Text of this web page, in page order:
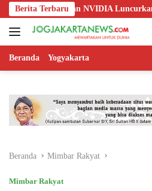
Langsung
ke
konten
Berita Terbaru
dan NVIDIA Luncurkan
Beranda Yogyakarta
Beranda Mimbar Rakyat
Mimbar Rakyat